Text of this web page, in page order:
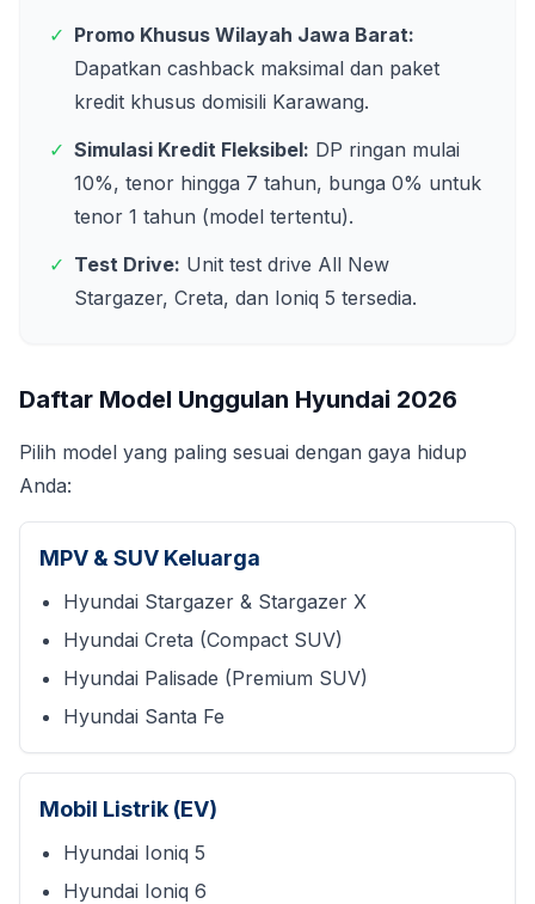
✓ Promo Khusus Wilayah Jawa Barat:
Dapatkan cashback maksimal dan paket
kredit khusus domisili Karawang.
✓ Simulasi Kredit Fleksibel: DP ringan mulai
10%, tenor hingga 7 tahun, bunga 0% untuk
tenor 1 tahun (model tertentu).
✓ Test Drive: Unit test drive All New
Stargazer, Creta, dan Ioniq 5 tersedia.
Daftar Model Unggulan Hyundai 2026
Pilih model yang paling sesuai dengan gaya hidup
Anda:
MPV & SUV Keluarga
Hyundai Stargazer & Stargazer X
Hyundai Creta (Compact SUV)
Hyundai Palisade (Premium SUV)
Hyundai Santa Fe
Mobil Listrik (EV)
Hyundai Ioniq 5
Hyundai Ioniq 6